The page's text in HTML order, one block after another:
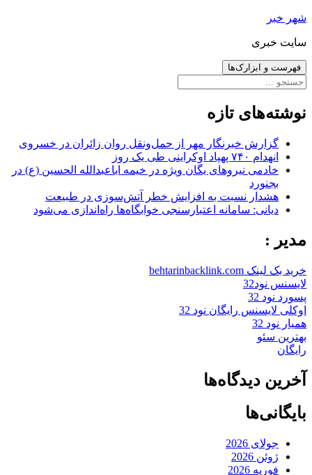
رفتن
نوشته‌ها
شهر خبر
سایت خبری
فهرست و ابزارک‌ها
جستجو
نوشته‌های تازه
گزارش خبرنگار مهر از حمل‌ونقل روان زائران در خسروی
انهدام ۷۴۰ پهپاد اوکراینی طی یک روز
خادمی نیروهای یگان ویژه در خیمه اباعبدالله الحسین (ع) در
بجنورد
هشدار نسبت به افزایش خطر آتش‌سوزی در طبیعت
دیانی: سامانه اعتبارسنجی خوابگاه‌ها راه‌اندازی می‌شود
مدیر :
خرید بک لینک behtarinbacklink.com
لایسنس نود32
پسورد نود 32
اوکلی لایسنس رایگان نود 32
همیار نود 32
بهترین سئو
رایگان
آخرین دیدگاه‌ها
بایگانی‌ها
جولای 2026
ژوئن 2026
فوریه 2026